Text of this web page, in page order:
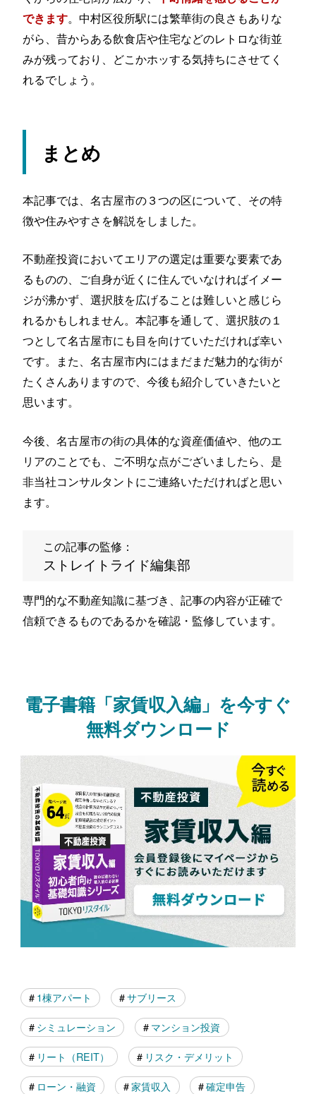
できます。中村区役所駅には繁華街の良さもありな
がら、昔からある飲食店や住宅などのレトロな街並
みが残っており、どこかホッする気持ちにさせてく
れるでしょう。
まとめ
本記事では、名古屋市の３つの区について、その特
徴や住みやすさを解説をしました。
不動産投資においてエリアの選定は重要な要素であ
るものの、ご自身が近くに住んでいなければイメー
ジが沸かず、選択肢を広げることは難しいと感じら
れるかもしれません。本記事を通して、選択肢の１
つとして名古屋市にも目を向けていただければ幸い
です。また、名古屋市内にはまだまだ魅力的な街が
たくさんありますので、今後も紹介していきたいと
思います。
今後、名古屋市の街の具体的な資産価値や、他のエ
リアのことでも、ご不明な点がございましたら、是
非当社コンサルタントにご連絡いただければと思い
ます。
この記事の監修：
ストレイトライド編集部
専門的な不動産知識に基づき、記事の内容が正確で
信頼できるものであるかを確認・監修しています。
電子書籍「家賃収入編」を今すぐ
無料ダウンロード
1棟アパート サブリース
シミュレーション マンション投資
リート（REIT） リスク・デメリット
ローン・融資 家賃収入 確定申告